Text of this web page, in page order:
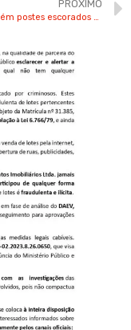
PRÓXIMO
CPFL mantém postes escorados com madeira em Valinhos